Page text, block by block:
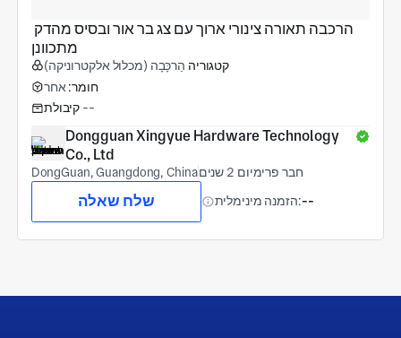
מתכוונן
קטגוריה הַרכָּבָה (מכלול אלקטרוניקה)
חומר: אחר
קיבולת --
Dongguan Xingyue Hardware Technology
Co., Ltd
DongGuan, Guangdong, China חבר פרימיום 2 שנים
שלח שאלה הזמנה מינימלית:--